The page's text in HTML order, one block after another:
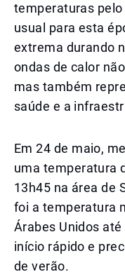
temperaturas pelo
usual para esta
extrema durando
ondas de calor
mas também
saúde e a
Em 24 de maio,
uma temperatura
13h45 na área de
foi a temperatura
Árabes Unidos
início rápido e
de verão.